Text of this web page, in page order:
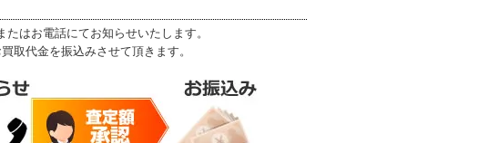
はお電話にてお知らせいたします。
取代金を振込みさせて頂きます。